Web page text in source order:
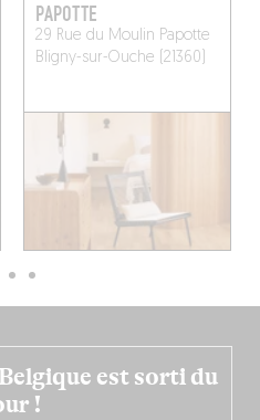
PAPOTTE
29 Rue du Moulin Papotte
Bligny-sur-Ouche (21360)
est sorti du
!